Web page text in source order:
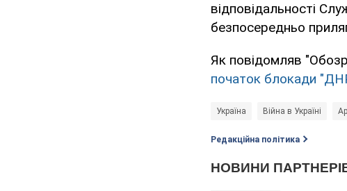
відповідальності
безпосередньо
Як повідомляв
початок блокади
Україна Війна в Україні
Редакційна політика